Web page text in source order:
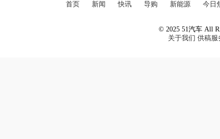
首页 新闻 快讯 导购 新能源 今日
© 2025 51汽车 All
关于我们 供稿服